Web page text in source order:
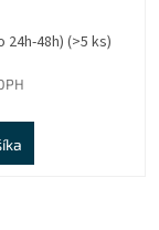
24h-48h)(>5 ks)